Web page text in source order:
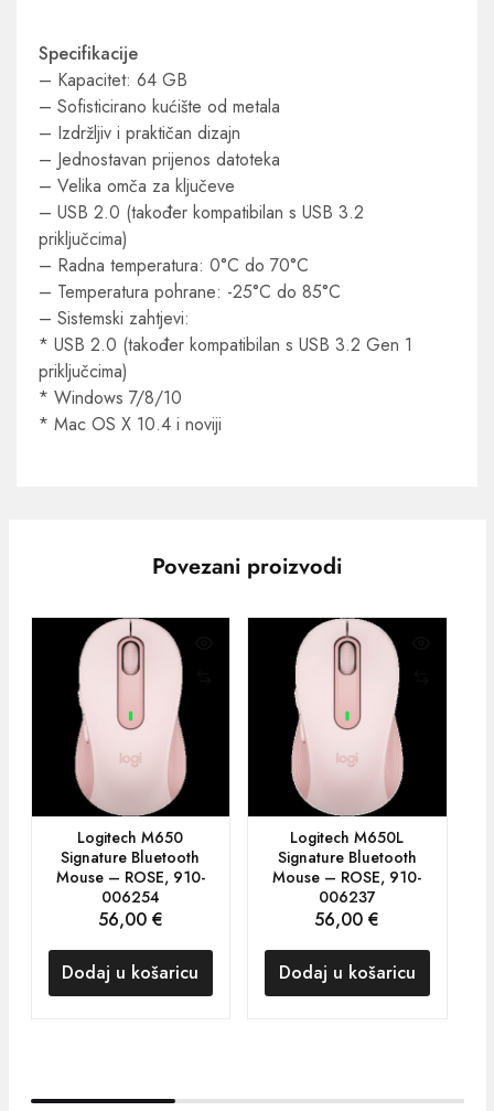
Specifikacije
– Kapacitet: 64 GB
– Sofisticirano kućište od metala
– Izdržljiv i praktičan dizajn
– Jednostavan prijenos datoteka
– Velika omča za ključeve
– USB 2.0 (također kompatibilan s USB 3.2
priključcima)
– Radna temperatura: 0°C do 70°C
– Temperatura pohrane: -25°C do 85°C
– Sistemski zahtjevi:
* USB 2.0 (također kompatibilan s USB 3.2 Gen 1
priključcima)
* Windows 7/8/10
* Mac OS X 10.4 i noviji
Povezani proizvodi
Logitech M650
Signature Bluetooth
Mouse – ROSE, 910-
006254
56,00 €
Dodaj u košaricu
Logitech M650L
Signature Bluetooth
Mouse – ROSE, 910-
006237
56,00€
Dodaj u košaricu